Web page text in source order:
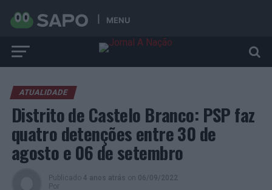
MENU
ATUALIDADE
Distrito de Castelo Branco: PSP faz
quatro detenções entre 30 de
agosto e 06 de setembro
Publicado 4 anos atrás on 06/09/2022
Por